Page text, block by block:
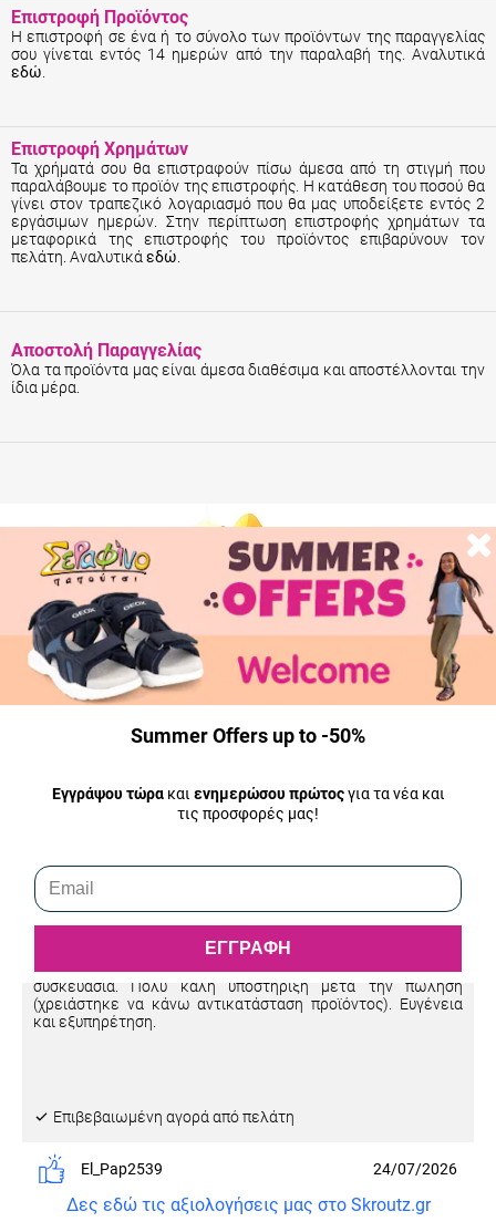
Επιστροφή Προϊόντος
Η επιστροφή σε ένα ή το σύνολο των προϊόντων της παραγγελίας
σου γίνεται εντός 14 ημερών από την παραλαβή της. Αναλυτικά
εδώ
Επιστροφή Χρημάτων
Τα χρήματά σου θα επιστραφούν πίσω άμεσα από τη στιγμή που
παραλάβουμε το προϊόν της επιστροφής. Η κατάθεση του ποσού θα
γίνει στον τραπεζικό λογαριασμό που θα μας υποδείξετε εντός 2
εργάσιμων ημερών. Στην περίπτωση επιστροφής χρημάτων τα
μεταφορικά της επιστροφής του προϊόντος επιβαρύνουν τον
πελάτη. Αναλυτικά εδώ
Αποστολή Παραγγελίας
Όλα τα προϊόντα μας είναι άμεσα διαθέσιμα και αποστέλλονται την
ίδια μέρα.
5.0
Πολύ μεγάλη ποικιλία σε παιδικά παπούτσια. Προσεγμένη
συσκευασία. Πολύ καλή υποστήριξη μετά την πώληση
(χρειάστηκε να κάνω αντικατάσταση προϊόντος). Ευγένεια
και εξυπηρέτηση.
Eπιβεβαιωμένη αγορά από πελάτη
El_Pap2539 24/07/2026
Δες εδώ τις αξιολογήσεις μας στο Skroutz.gr
Summer Offers up to -50%
Εγγράψου τώρακαι ενημερώσου πρώτοςγια τα νέα και
τις προσφορές μας!
ΕΓΓΡΑΦΗ